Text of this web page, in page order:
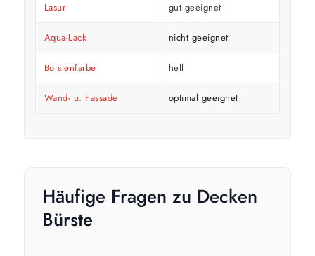
Lasur gut geeignet
Aqua-Lack nicht geeignet
Borstenfarbe hell
Wand- u. Fassade optimal geeignet
Häufige Fragen zu Decken
Bürste